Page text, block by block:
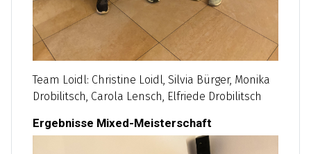
Team Loidl: Christine Loidl, Silvia Bürger, Monika
Drobilitsch, Carola Lensch, Elfriede Drobilitsch
Ergebnisse Mixed-Meisterschaft